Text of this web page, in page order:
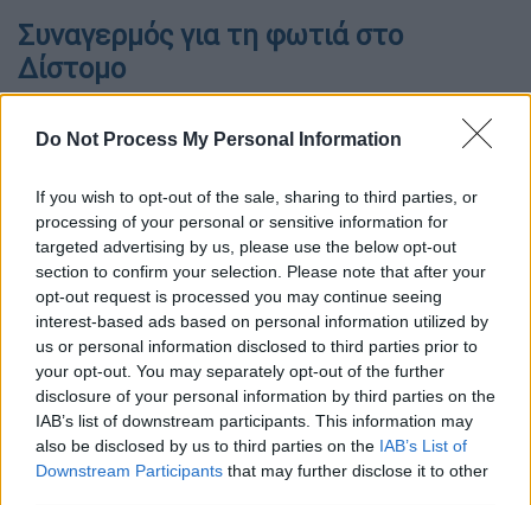
Do Not Process My Personal Information
If you wish to opt-out of the sale, sharing to third parties, or
processing of your personal or sensitive information for
targeted advertising by us, please use the below opt-out
section to confirm your selection. Please note that after your
opt-out request is processed you may continue seeing
interest-based ads based on personal information utilized by
us or personal information disclosed to third parties prior to
your opt-out. You may separately opt-out of the further
disclosure of your personal information by third parties on the
IAB’s list of downstream participants. This information may
also be disclosed by us to third parties on the IAB’s List of
Downstream Participants that may further disclose it to other
Συναγερμός για τη φωτιά στο
Δίστομο
Δημάκαπου είναι στην πρώτη γραμμή μαζί με
εθελοντών της περιοχής «η φωτιά είναι
επικίνδυνη καθώς βρίσκεται μέσα σε
θαμνώδη δασική περιοχή που σε πολλά
σημεία δεν υπάρχει δυνατότητα
πρόσβασης». Όπως μάλιστα σημειώνει
μιλώντας στο ΑΠΕ ΜΠΕ «ταεναέρια μέσα
που ήρθαν λόγω των ανέμων αλλά και του
ανάγλυφου της περιοχήςδεν μπορούσαν να
προσφέρουν πολλάπράγματα και αυτή τη
στιγμή επιχειρεί ένα ελικόπτερο».